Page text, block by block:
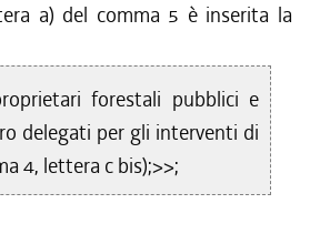
a) del comma 5 è inserita la
forestali pubblici e
delegati per gli interventi di
4, lettera c bis);>>;